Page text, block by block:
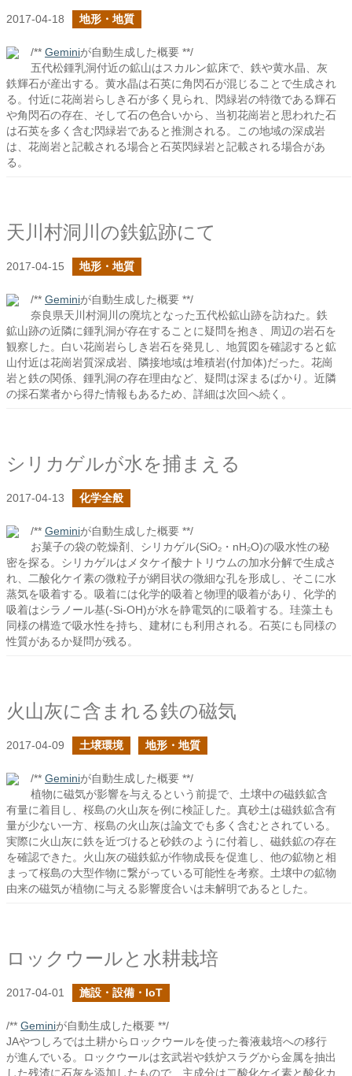
2017-04-18 地形・地質
/** Geminiが自動生成した概要 **/
五代松鍾乳洞付近の鉱山はスカルン鉱床で、鉄や黄水晶、灰
鉄輝石が産出する。黄水晶は石英に角閃石が混じることで生成され
る。付近に花崗岩らしき石が多く見られ、閃緑岩の特徴である輝石
や角閃石の存在、そして石の色合いから、当初花崗岩と思われた石
は石英を多く含む閃緑岩であると推測される。この地域の深成岩
は、花崗岩と記載される場合と石英閃緑岩と記載される場合があ
る。
天川村洞川の鉄鉱跡にて
2017-04-15 地形・地質
/** Geminiが自動生成した概要 **/
奈良県天川村洞川の廃坑となった五代松鉱山跡を訪ねた。鉄
鉱山跡の近隣に鍾乳洞が存在することに疑問を抱き、周辺の岩石を
観察した。白い花崗岩らしき岩石を発見し、地質図を確認すると鉱
山付近は花崗岩質深成岩、隣接地域は堆積岩(付加体)だった。花崗
岩と鉄の関係、鍾乳洞の存在理由など、疑問は深まるばかり。近隣
の採石業者から得た情報もあるため、詳細は次回へ続く。
シリカゲルが水を捕まえる
2017-04-13 化学全般
/** Geminiが自動生成した概要 **/
お菓子の袋の乾燥剤、シリカゲル(SiO₂・nH₂O)の吸水性の秘
密を探る。シリカゲルはメタケイ酸ナトリウムの加水分解で生成さ
れ、二酸化ケイ素の微粒子が網目状の微細な孔を形成し、そこに水
蒸気を吸着する。吸着には化学的吸着と物理的吸着があり、化学的
吸着はシラノール基(-Si-OH)が水を静電気的に吸着する。珪藻土も
同様の構造で吸水性を持ち、建材にも利用される。石英にも同様の
性質があるか疑問が残る。
火山灰に含まれる鉄の磁気
2017-04-09 土壌環境 地形・地質
/** Geminiが自動生成した概要 **/
植物に磁気が影響を与えるという前提で、土壌中の磁鉄鉱含
有量に着目し、桜島の火山灰を例に検証した。真砂土は磁鉄鉱含有
量が少ない一方、桜島の火山灰は論文でも多く含むとされている。
実際に火山灰に鉄を近づけると砂鉄のように付着し、磁鉄鉱の存在
を確認できた。火山灰の磁鉄鉱が作物成長を促進し、他の鉱物と相
まって桜島の大型作物に繋がっている可能性を考察。土壌中の鉱物
由来の磁気が植物に与える影響度合いは未解明であるとした。
ロックウールと水耕栽培
2017-04-01 施設・設備・IoT
/** Geminiが自動生成した概要 **/
JAやつしろでは土耕からロックウールを使った養液栽培への移行
が進んでいる。ロックウールは玄武岩や鉄炉スラグから金属を抽出
した残渣に石灰を添加したもので、主成分は二酸化ケイ素と酸化カ